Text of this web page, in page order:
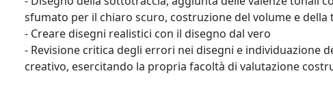
sfumato per il chiaro scuro, costruzione del volume e
- Creare disegni realistici con il disegno dal vero
- Revisione critica degli errori nei disegni e individuazione
creativo, esercitando la propria facoltà di valutazione